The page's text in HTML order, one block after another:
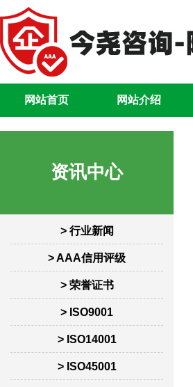
网站首页 网站介绍
资讯中心
> 行业新闻
> AAA信用评级
> 荣誉证书
> ISO9001
> ISO14001
> ISO45001